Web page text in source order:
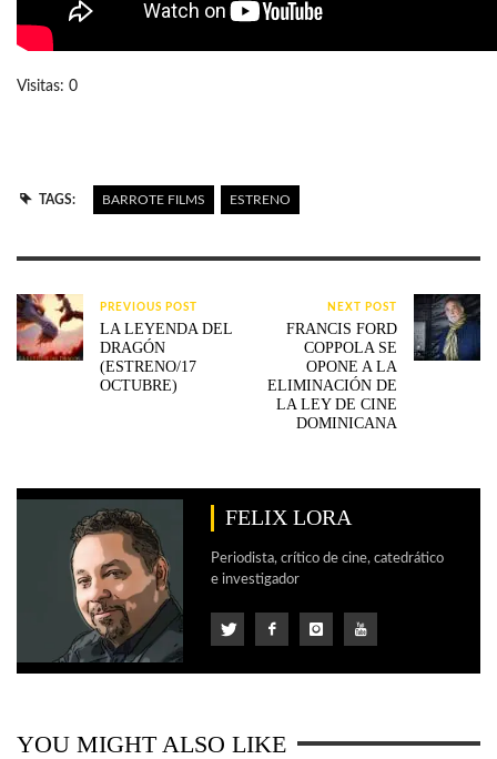
Visitas: 0
TAGS: BARROTE FILMS ESTRENO
PREVIOUS POST
LA LEYENDA DEL
DRAGÓN
(ESTRENO/17
OCTUBRE)
NEXT POST
FRANCIS FORD
COPPOLA SE
OPONE A LA
ELIMINACIÓN DE
LA LEY DE CINE
DOMINICANA
FELIX LORA
Periodista, crítico de cine, catedrático
e investigador
YOU MIGHT ALSO LIKE